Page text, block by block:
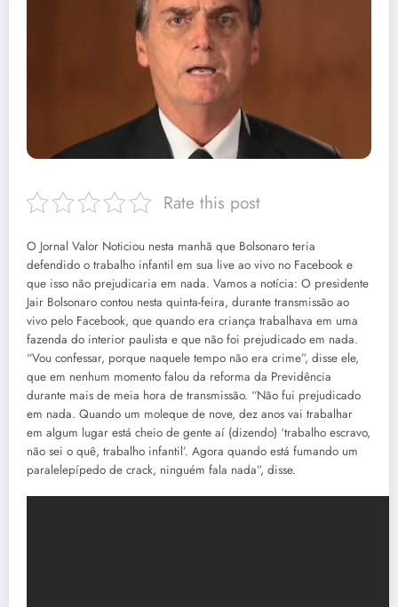
Rate this post
O Jornal Valor Noticiou nesta manhã que Bolsonaro teria
defendido o trabalho infantil em sua live ao vivo no Facebook e
que isso não prejudicaria em nada. Vamos a notícia: O presidente
Jair Bolsonaro contou nesta quinta-feira, durante transmissão ao
vivo pelo Facebook, que quando era criança trabalhava em uma
fazenda do interior paulista e que não foi prejudicado em nada.
“Vou confessar, porque naquele tempo não era crime”, disse ele,
que em nenhum momento falou da reforma da Previdência
durante mais de meia hora de transmissão. “Não fui prejudicado
em nada. Quando um moleque de nove, dez anos vai trabalhar
em algum lugar está cheio de gente aí (dizendo) ‘trabalho escravo,
não sei o quê, trabalho infantil’. Agora quando está fumando um
paralelepípedo de crack, ninguém fala nada”, disse.